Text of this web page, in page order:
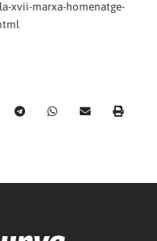
xvii-marxa-homenatge-